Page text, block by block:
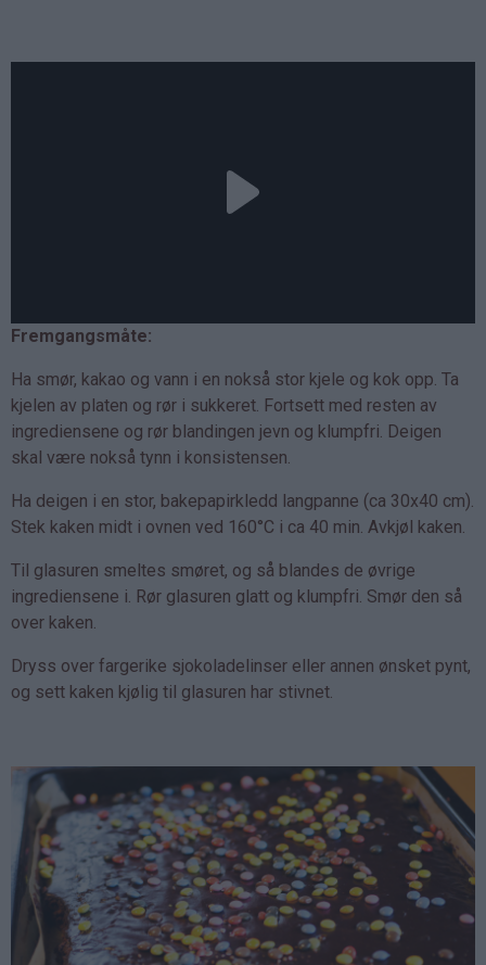
Fremgangsmåte:
Ha smør, kakao og vann i en nokså stor kjele og kok opp. Ta
kjelen av platen og rør i sukkeret. Fortsett med resten av
ingrediensene og rør blandingen jevn og klumpfri. Deigen
skal være nokså tynn i konsistensen.
Ha deigen i en stor, bakepapirkledd langpanne (ca 30x40 cm).
Stek kaken midt i ovnen ved 160°C i ca 40 min. Avkjøl kaken.
Til glasuren smeltes smøret, og så blandes de øvrige
ingrediensene i. Rør glasuren glatt og klumpfri. Smør den så
over kaken.
Dryss over fargerike sjokoladelinser eller annen ønsket pynt,
og sett kaken kjølig til glasuren har stivnet.